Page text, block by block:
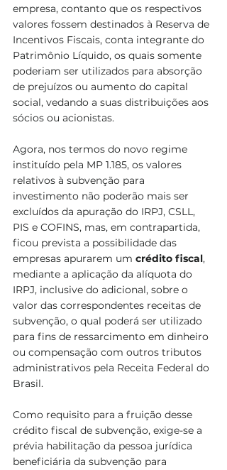
empresa, contanto que os respectivos
valores fossem destinados à Reserva de
Incentivos Fiscais, conta integrante do
Patrimônio Líquido, os quais somente
poderiam ser utilizados para absorção
de prejuízos ou aumento do capital
social, vedando a suas distribuições aos
sócios ou acionistas.
Agora, nos termos do novo regime
instituído pela MP 1.185, os valores
relativos à subvenção para
investimento não poderão mais ser
excluídos da apuração do IRPJ, CSLL,
PIS e COFINS, mas, em contrapartida,
ficou prevista a possibilidade das
empresas apurarem um crédito fiscal,
mediante a aplicação da alíquota do
IRPJ, inclusive do adicional, sobre o
valor das correspondentes receitas de
subvenção, o qual poderá ser utilizado
para fins de ressarcimento em dinheiro
ou compensação com outros tributos
administrativos pela Receita Federal do
Brasil.
Como requisito para a fruição desse
crédito fiscal de subvenção, exige-se a
prévia habilitação da pessoa jurídica
beneficiária da subvenção para